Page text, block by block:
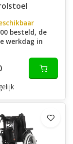
besteld, de
werkdag in